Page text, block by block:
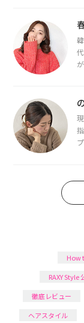
指
How
RAXY Style
徹底レビュー
ヘアスタイル